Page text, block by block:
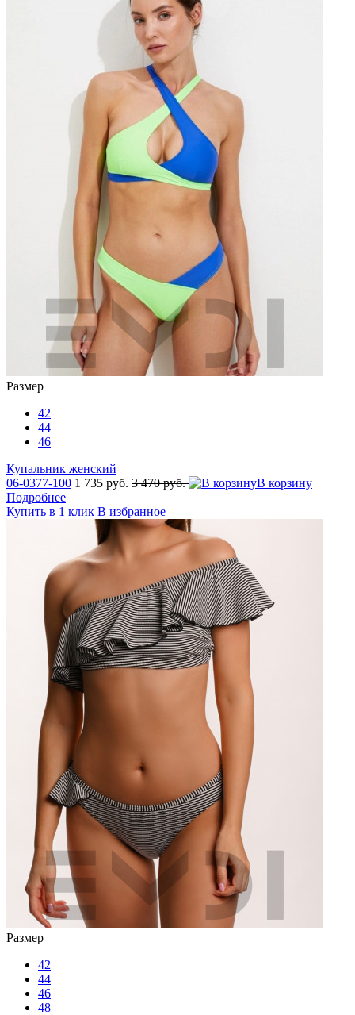
Размер
42
44
46
Купальник женский
06-0377-100 1 735 руб. 3 470 руб.
В корзину
Подробнее
Купить в 1 клик В избранное
Размер
42
44
46
48